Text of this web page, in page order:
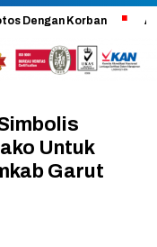
Korban Aman
Untuk
Garut